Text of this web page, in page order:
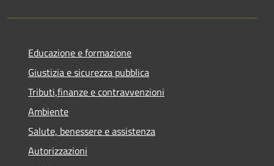
Educazione e formazione
Giustizia e sicurezza pubblica
Tributi,finanze e contravvenzioni
Ambiente
Salute, benessere e assistenza
Autorizzazioni